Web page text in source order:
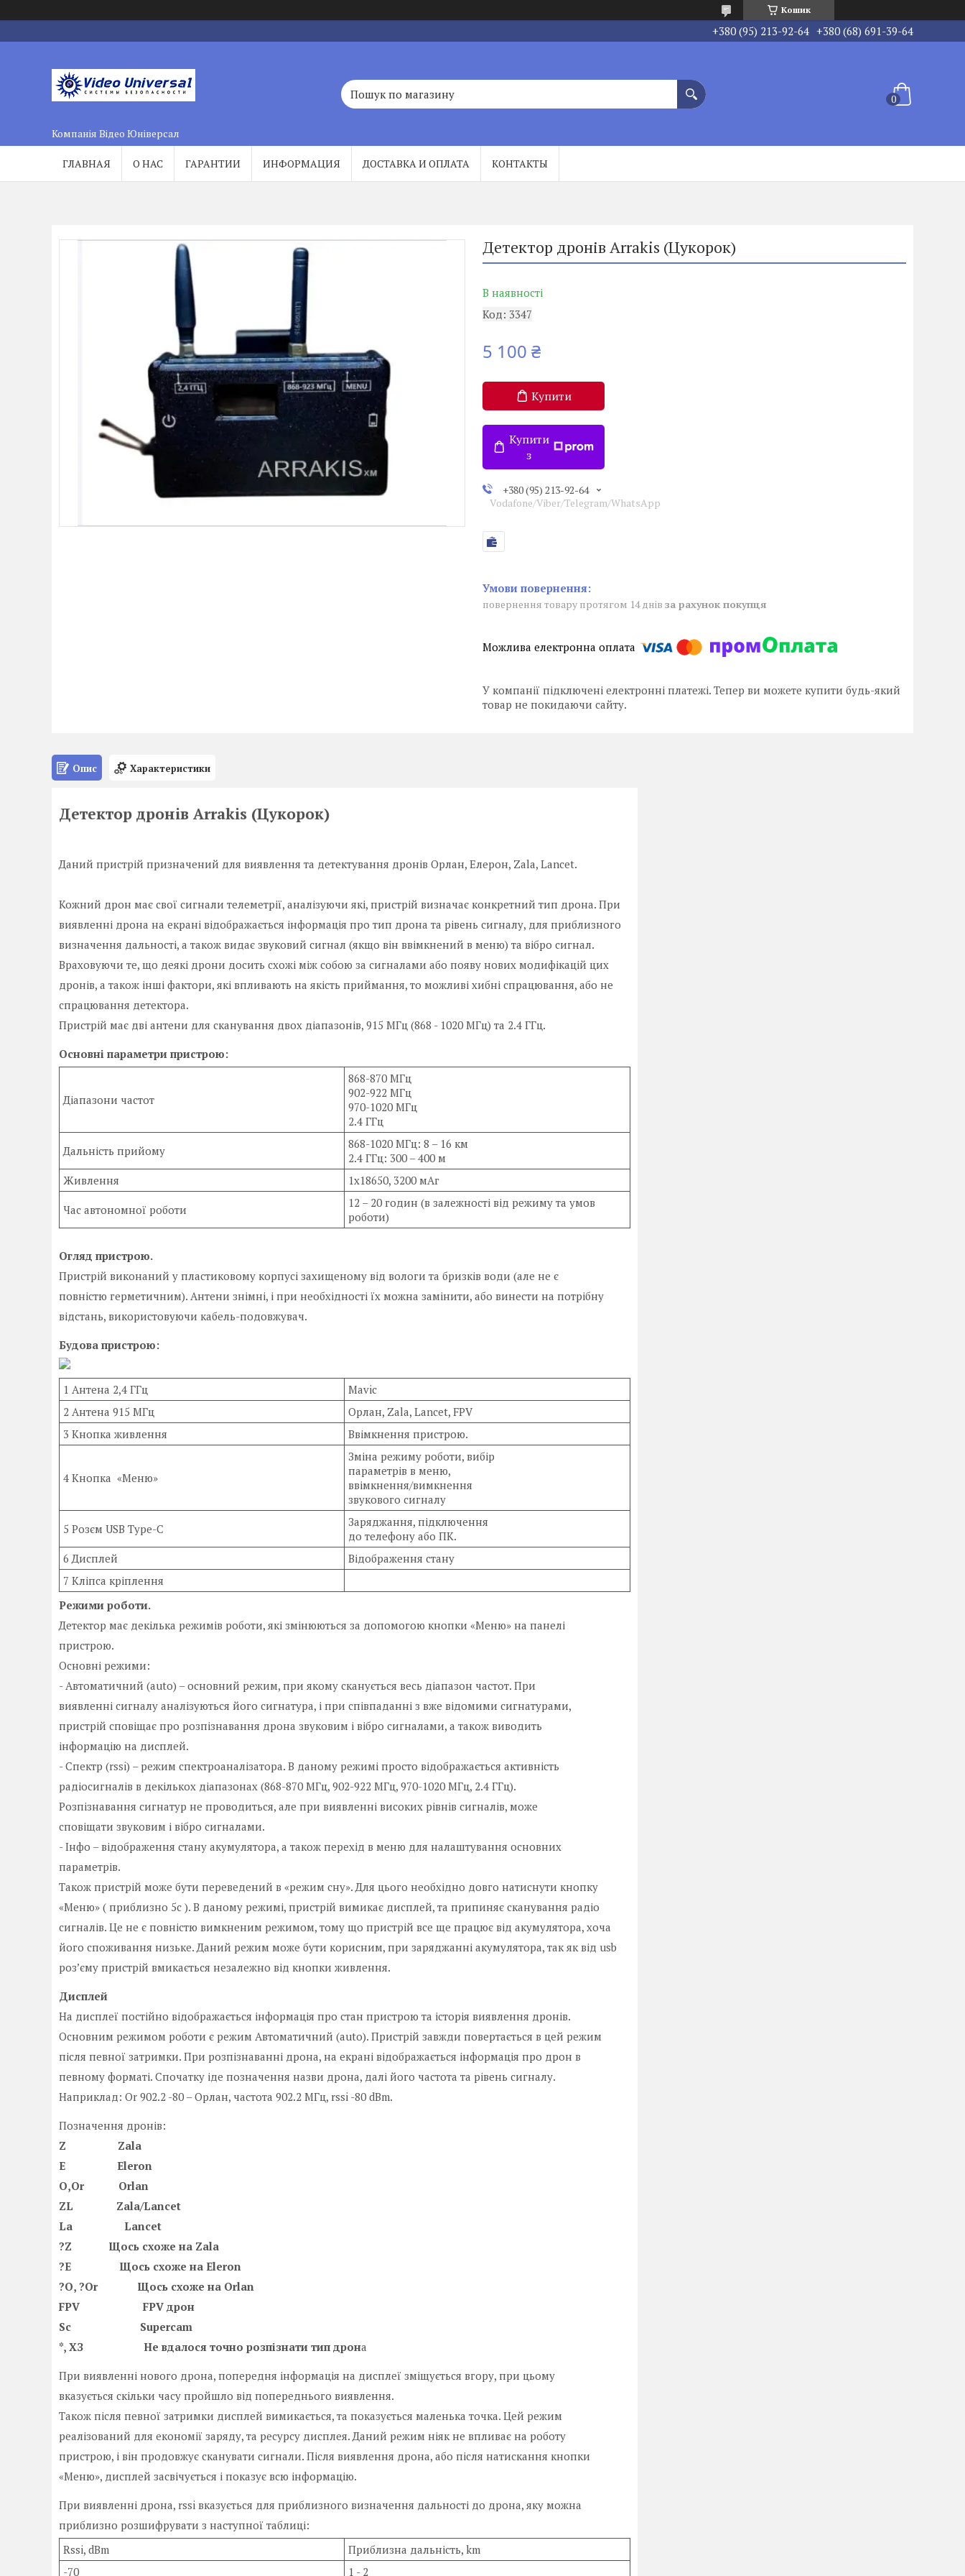
Кошик
+380 (95) 213-92-64 +380 (68) 691-39-64
Компанія Відео Юніверсал
ГЛАВНАЯ О НАС ГАРАНТИИ ИНФОРМАЦИЯ ДОСТАВКА И ОПЛАТА КОНТАКТЫ
Детектор дронів Arrakis (Цукорок)
В наявності
Код: 3347
5 100 ₴
Купити
Купити
з
+380 (95) 213-92-64
Vodafone/Viber/Telegram/WhatsApp
повернення товару протягом 14 днів за рахунок покупця
У компанії підключені електронні платежі. Тепер ви можете купити будь-який
товар не покидаючи сайту.
Опис Характеристики
Детектор дронів Arrakis (Цукорок)
Даний пристрій призначений для виявлення та детектування дронів Орлан, Елерон, Zala, Lancet.
Кожний дрон має свої сигнали телеметрії, аналізуючи які, пристрій визначає конкретний тип дрона. При
виявленні дрона на екрані відображається інформація про тип дрона та рівень сигналу, для приблизного
визначення дальності, а також видає звуковий сигнал (якщо він ввімкнений в меню) та вібро сигнал.
Враховуючи те, що деякі дрони досить схожі між собою за сигналами або появу нових модифікацій цих
дронів, а також інші фактори, які впливають на якість приймання, то можливі хибні спрацювання, або не
спрацювання детектора.
Пристрій має дві антени для сканування двох діапазонів, 915 МГц (868 - 1020 МГц) та 2.4 ГГц.
Основні параметри пристрою:
Діапазони частот
868-870 МГц
902-922 МГц
970-1020 МГц
2.4 ГГц
Дальність прийому
868-1020 МГц: 8 – 16 км
2.4 ГГц: 300 – 400 м
Живлення
1х18650, 3200 мАг
Час автономної роботи
12 – 20 годин (в залежності від режиму та умов
роботи)
Огляд пристрою.
Пристрій виконаний у пластиковому корпусі захищеному від вологи та бризків води (але не є
повністю герметичним). Антени знімні, і при необхідності їх можна замінити, або винести на потрібну
відстань, використовуючи кабель-подовжувач.
Будова пристрою:
1 Антена 2,4 ГГц
Mavic
2 Антена 915 МГц
Орлан, Zala, Lancet, FPV
3 Кнопка живлення
Ввімкнення пристрою.
4 Кнопка «Меню»
Зміна режиму роботи, вибір
параметрів в меню,
ввімкнення/вимкнення
звукового сигналу
5 Розєм USB Type-C
Заряджання, підключення
до телефону або ПК.
6 Дисплей
Відображення стану
7 Кліпса кріплення
Режими роботи.
Детектор має декілька режимів роботи, які змінюються за допомогою кнопки «Меню» на панелі
пристрою.
Основні режими:
- Автоматичний (auto) – основний режим, при якому сканується весь діапазон частот. При
виявленні сигналу аналізуються його сигнатура, і при співпаданні з вже відомими сигнатурами,
пристрій сповіщає про розпізнавання дрона звуковим і вібро сигналами, а також виводить
інформацію на дисплей.
- Спектр (rssi) – режим спектроаналізатора. В даному режимі просто відображається активність
радіосигналів в декількох діапазонах (868-870 МГц, 902-922 МГц, 970-1020 МГц, 2.4 ГГц).
Розпізнавання сигнатур не проводиться, але при виявленні високих рівнів сигналів, може
сповіщати звуковим і вібро сигналами.
- Інфо – відображення стану акумулятора, а також перехід в меню для налаштування основних
параметрів.
Також пристрій може бути переведений в «режим сну». Для цього необхідно довго натиснути кнопку
«Меню» ( приблизно 5с ). В даному режимі, пристрій вимикає дисплей, та припиняє сканування радіо
сигналів. Це не є повністю вимкненим режимом, тому що пристрій все ще працює від акумулятора, хоча
його споживання низьке. Даний режим може бути корисним, при заряджанні акумулятора, так як від usb
роз’єму пристрій вмикається незалежно від кнопки живлення.
Дисплей
На дисплеї постійно відображається інформація про стан пристрою та історія виявлення дронів.
Основним режимом роботи є режим Автоматичний (auto). Пристрій завжди повертається в цей режим
після певної затримки. При розпізнаванні дрона, на екрані відображається інформація про дрон в
певному форматі. Спочатку іде позначення назви дрона, далі його частота та рівень сигналу.
Наприклад: Оr 902.2 -80 – Орлан, частота 902.2 МГц, rssi -80 dBm.
Позначення дронів:
Z Zala
E Eleron
O,Or Orlan
ZL Zala/Lancet
La Lancet
?Z Щось схоже на Zala
?E Щось схоже на Eleron
?O, ?Or Щось схоже на Orlan
FPV FPV дрон
Sc Supercam
*, ХЗ Не вдалося точно розпізнати тип дрона
При виявленні нового дрона, попередня інформація на дисплеї зміщується вгору, при цьому
вказується скільки часу пройшло від попереднього виявлення.
Також після певної затримки дисплей вимикається, та показується маленька точка. Цей режим
реалізований для економії заряду, та ресурсу дисплея. Даний режим ніяк не впливає на роботу
пристрою, і він продовжує сканувати сигнали. Після виявлення дрона, або після натискання кнопки
«Меню», дисплей засвічується і показує всю інформацію.
При виявленні дрона, rssi вказується для приблизного визначення дальності до дрона, яку можна
приблизно розшифрувати з наступної таблиці:
Rssi, dBm
Приблизна дальність, km
-70
1 - 2